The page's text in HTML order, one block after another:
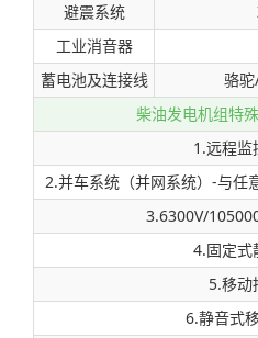
避震系统
工业消音器
蓄电池及连接线
骆
柴油发电机组特
1.远程监
2.并车系统（并网系统）-与任
3.6300V/
4.固定式
5.移动
6.静音式